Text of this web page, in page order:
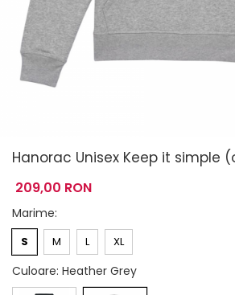
Hanorac Unisex Keep it simple
209,00 RON
Marime:
S M L XL
Culoare: Heather Grey